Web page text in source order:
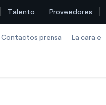
Talento Proveedores
Contactos prensa La cara e